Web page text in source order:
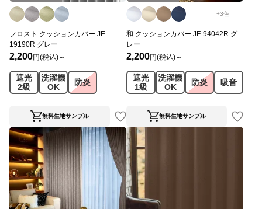
フロスト クッションカバー JE-
19190R グレー
2,200円(税込)～
遮光
2級
洗濯機
OK
防炎
無料生地サンプル
+3色
和 クッションカバー JF-94042R グ
レー
2,200円(税込)～
遮光
1級
洗濯機
OK
防炎 吸音
無料生地サンプル